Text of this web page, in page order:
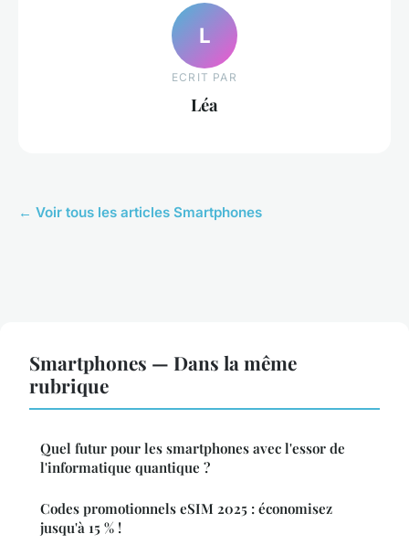
L
ECRIT PAR
Léa
← Voir tous les articles Smartphones
Smartphones — Dans la même
rubrique
Quel futur pour les smartphones avec l'essor de
l'informatique quantique ?
Codes promotionnels eSIM 2025 : économisez
jusqu'à 15 % !